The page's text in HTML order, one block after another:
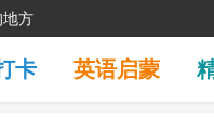
方
卡 英语启蒙